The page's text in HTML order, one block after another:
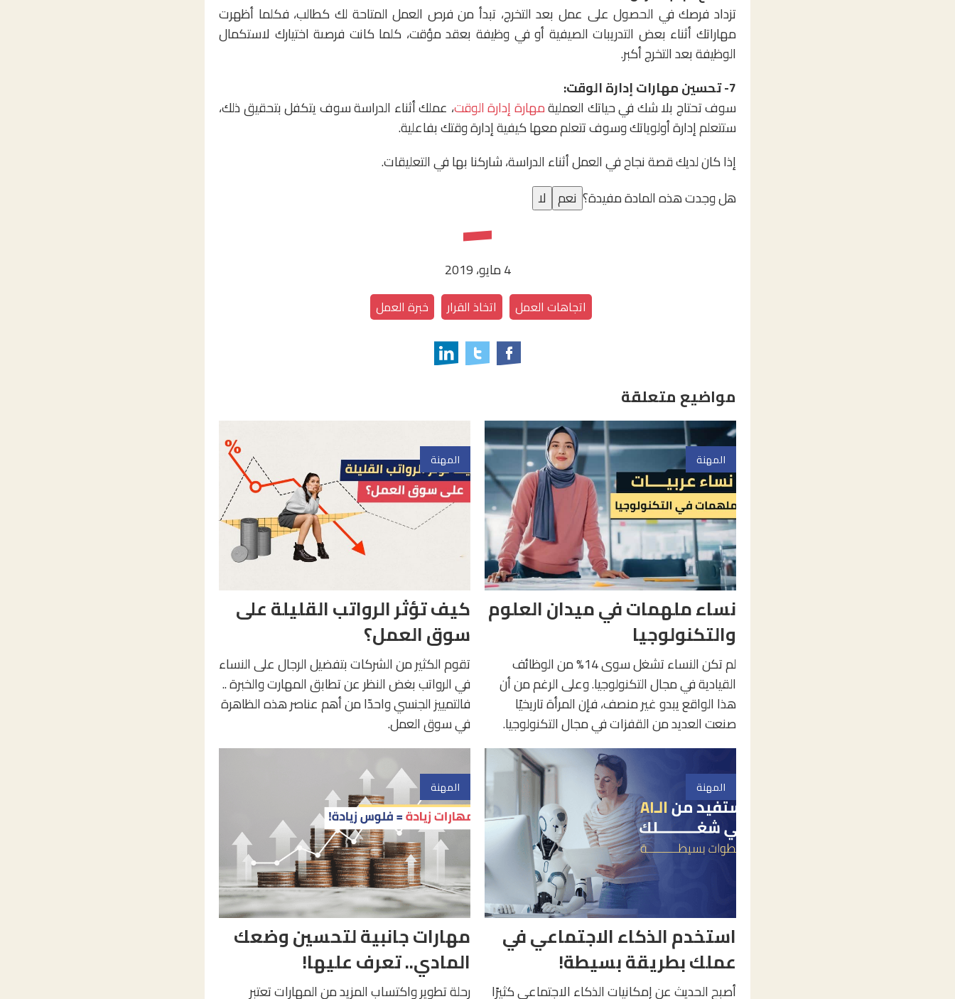
تزداد فرصك في الحصول على عمل بعد التخرج، تبدأ من فرص العمل المتاحة لك كطالب، فكلما أظهرت
مهاراتك أثناء بعض التدريبات الصيفية أو في وظيفة بعقد مؤقت، كلما كانت فرصىة اختيارك لاستكمال
الوظيفة بعد التخرج أكبر.
7- تحسين مهارات إدارة الوقت:
سوف تحتاج بلا شك في حياتك العمليةمهارة إدارة الوقت، عملك أثناء الدراسة سوف يتكفل بتحقيق ذلك،
ستتعلم إدارة أولوياتك وسوف تتعلم معها كيفية إدارة وقتك بفاعلية.
إذا كان لديك قصة نجاح في العمل أثناء الدراسة، شاركنا بها في التعليقات.
هل وجدت هذه المادة مفيدة؟ نعم لا
4 مايو، 2019
اتجاهات العمل اتخاذ القرار خبرة العمل
مواضيع متعلقة
المهنة
نساء ملهمات في ميدان العلوم
والتكنولوجيا
لم تكن النساء تشغل سوى 14% من الوظائف
القيادية في مجال التكنولوجيا. وعلى الرغم من أن
هذا الواقع يبدو غير منصف، فإن المرأة تاريخيًا
صنعت العديد من القفزات في مجال التكنولوجيا.
المهنة
كيف تؤثر الرواتب القليلة على
سوق العمل؟
تقوم الكثير من الشركات بتفضيل الرجال على النساء
في الرواتب بغض النظر عن تطابق المهارت والخبرة ..
فالتمييز الجنسي واحدّا من أهم عناصر هذه الظاهرة
في سوق العمل.
المهنة
استخدم الذكاء الاجتماعي في
عملك بطريقة بسيطة!
أصبح الحديث عن إمكانيات الذكاء الاجتماعي كثيرًا
المهنة
مهارات جانبية لتحسين وضعك
المادي.. تعرف عليها!
رحلة تطوير واكتساب المزيد من المهارات تعتبر